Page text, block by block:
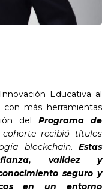
Educativa al
más herramientas
delPrograma de
cohorte recibió títulos
blockchain.Estas
validez y
seguro y
en un entorno